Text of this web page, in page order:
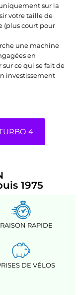
sur la
votre taille de
(plus court pour
une machine
en
ce qui se fait de
investissement
4
1975
RAPIDE
DE VÉLOS